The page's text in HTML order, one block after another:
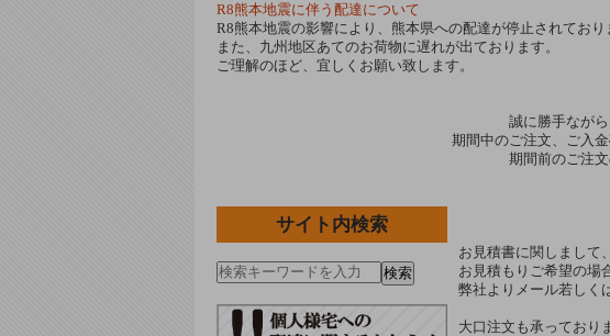
R8熊本地震に伴う配達について
R8熊本地震の影響により、熊本県への配達が停止されており
また、九州地区あてのお荷物に遅れが出ております。
ご理解のほど、宜しくお願い致します。
誠に勝手ながら
期間中のご注文、ご入
期間前のご注
サイト内検索
検索
お見積書に関しまして、
お見積もりご希望の場
弊社よりメール若しく
大口注文も承っており